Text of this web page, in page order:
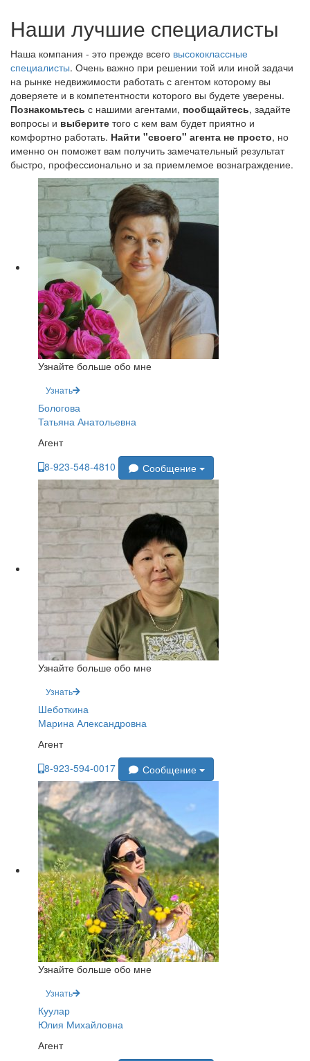
Наши лучшие специалисты
Наша компания - это прежде всего высококлассные
специалисты. Очень важно при решении той или иной задачи
на рынке недвижимости работать с агентом которому вы
доверяете и в компетентности которого вы будете уверены.
Познакомьтесь с нашими агентами, пообщайтесь, задайте
вопросы и выберите того с кем вам будет приятно и
комфортно работать. Найти "своего" агента не просто, но
именно он поможет вам получить замечательный результат
быстро, профессионально и за приемлемое вознаграждение.
Узнайте больше обо мне
Узнать
Бологова
Татьяна Анатольевна
Агент
8-923-548-4810
Сообщение
Узнайте больше обо мне
Узнать
Шеботкина
Марина Александровна
Агент
8-923-594-0017
Сообщение
Узнайте больше обо мне
Узнать
Куулар
Юлия Михайловна
Агент